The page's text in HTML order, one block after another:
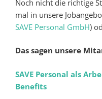
Noch nicht die richtige
mal in unsere
SAVE Personal GmbH)
Das sagen unsere
SAVE Personal als
Benefits